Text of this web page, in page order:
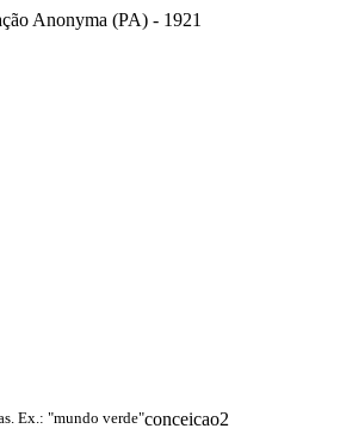
Anonyma (PA) - 1921
Ex.: "mundo verde"conceicao2